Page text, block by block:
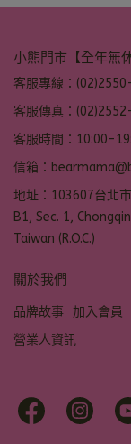
小熊門市【全年無
客服專線：
客服傳真：
客服時間：10:00-
信箱：
地址：103607台北
B1, Sec. 1,
Taiwan (R.O.C.)
關於我們
品牌故事 加入會員
營業人資訊